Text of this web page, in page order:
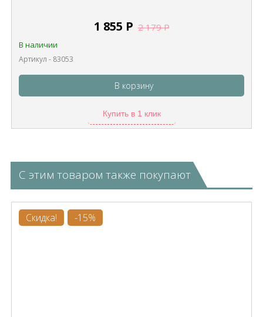
1 855 Р 2 179Р
В наличии
Артикул - 83053
В корзину
Купить в 1 клик
С этим товаром также покупают
Скидка! -15%